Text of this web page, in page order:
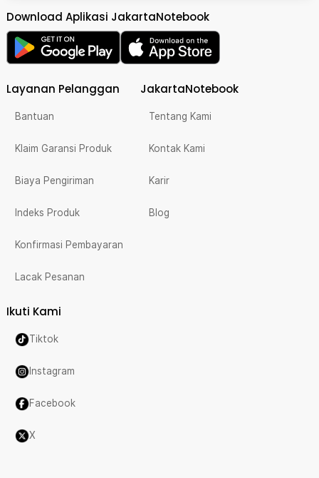
Download Aplikasi JakartaNotebook
Layanan Pelanggan
Bantuan
Klaim Garansi Produk
Biaya Pengiriman
Indeks Produk
Konfirmasi Pembayaran
Lacak Pesanan
JakartaNotebook
Tentang Kami
Kontak Kami
Karir
Blog
Ikuti Kami
Tiktok
Instagram
Facebook
X